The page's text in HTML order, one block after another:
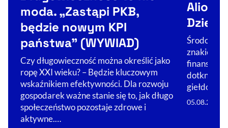
moda. „Zastąpi PKB,
będzie nowym KPI
państwa” (WYWIAD)
Czy długowieczność można określić jako
ropę XXI wieku? – Będzie kluczowym
wskaźnikiem efektywności. Dla rozwoju
gospodarek ważne stanie się to, jak długo
społeczeństwo pozostaje zdrowe i
aktywne.…
Alior
Dzień
Środowa
znakiem
dotknęła
giełdowe
05.08.2026